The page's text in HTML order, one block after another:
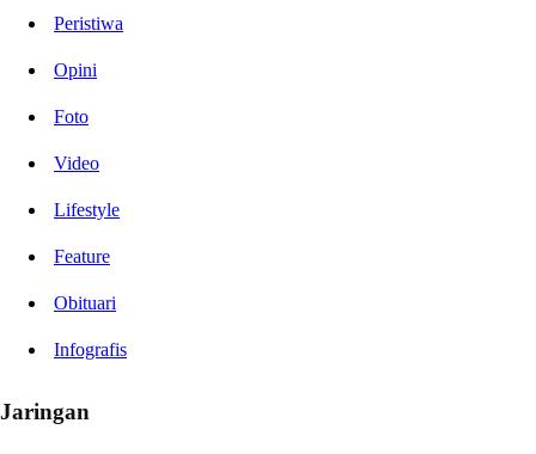
Peristiwa
Opini
Foto
Video
Lifestyle
Feature
Obituari
Infografis
Jaringan